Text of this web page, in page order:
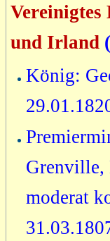
und Irland (
König:
Grenville,
moderat